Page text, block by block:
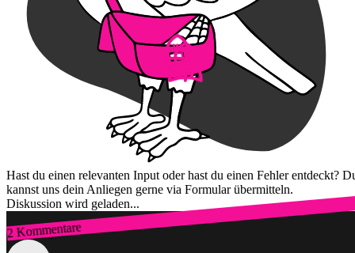
Hast du einen relevanten Input oder hast du einen Fehler entdeckt?
kannst uns dein Anliegen gerne via Formular übermitteln.
Diskussion wird geladen...
2 Kommentare
Zum Login